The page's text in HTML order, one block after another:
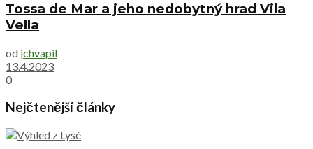
Tossa de Mar a jeho nedobytný hrad Vila
Vella
od jchvapil
13.4.2023
0
Nejčtenější články